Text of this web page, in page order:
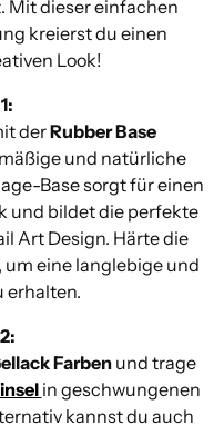
Mit dieser einfachen
kreierst du einen
Look!
derRubber Base
und natürliche
Base sorgt für einen
und bildet die perfekte
Art Design. Härte die
um eine langlebige und
erhalten.
Farbenund trage
in geschwungenen
kannst du auch